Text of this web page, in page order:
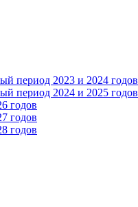
период 2023 и 2024 годов
период 2024 и 2025 годов
годов
годов
годов